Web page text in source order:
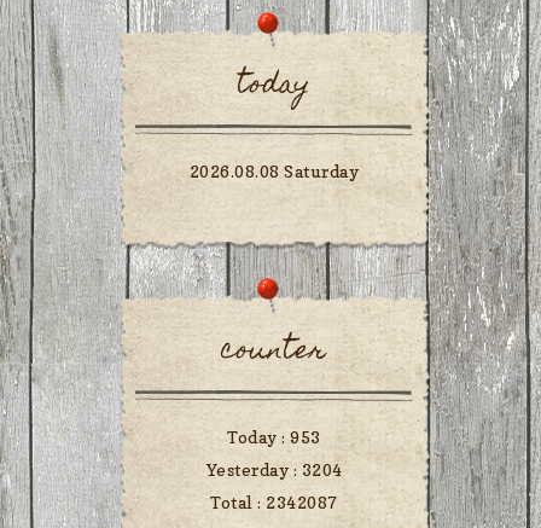
today
2026.08.08 Saturday
counter
Today :953
Yesterday : 3204
Total : 2342087